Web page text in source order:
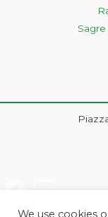
We use cookies